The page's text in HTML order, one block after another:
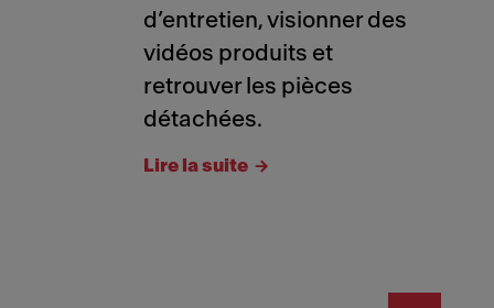
d’entretien, visionner des
vidéos produits et
retrouver les pièces
détachées.
Lire la suite